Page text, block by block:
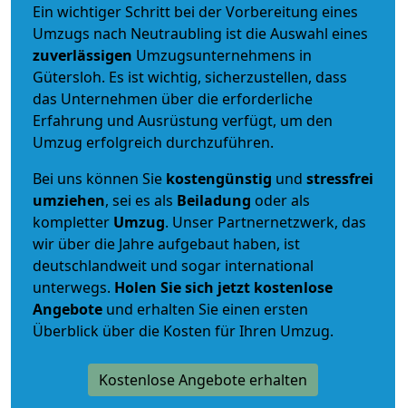
Ein wichtiger Schritt bei der Vorbereitung eines
Umzugs nach Neutraubling ist die Auswahl eines
zuverlässigen Umzugsunternehmens in
Gütersloh. Es ist wichtig, sicherzustellen, dass
das Unternehmen über die erforderliche
Erfahrung und Ausrüstung verfügt, um den
Umzug erfolgreich durchzuführen.
Bei uns können Sie kostengünstig und stressfrei
umziehen, sei es als Beiladung oder als
kompletter Umzug. Unser Partnernetzwerk, das
wir über die Jahre aufgebaut haben, ist
deutschlandweit und sogar international
unterwegs. Holen Sie sich jetzt kostenlose
Angebote und erhalten Sie einen ersten
Überblick über die Kosten für Ihren Umzug.
Kostenlose Angebote erhalten